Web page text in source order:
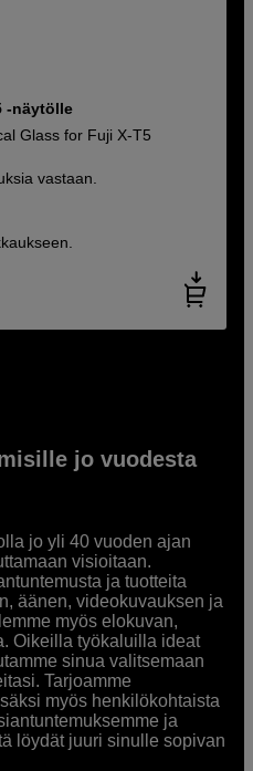
-näytölle
Glass for Fuji X-T5
vastaan.
jo vuodesta
jo yli 40 vuoden ajan
visioitaan.
ja tuotteita
äänen, videokuvauksen ja
myös elokuvan,
Oikeilla työkaluilla ideat
sinua valitsemaan
Tarjoamme
myös henkilökohtaista
ja
löydät juuri sinulle sopivan